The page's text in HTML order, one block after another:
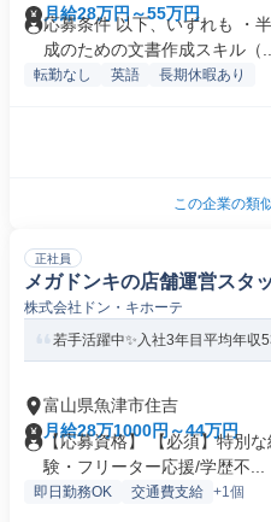
月給28万円～55万円
応募条件 以下、いずれも ・
成のための文書作成スキル（...
転勤なし 英語 長期休暇あり
この企業の類
正社員
メガドンキの店舗運営スタ
株式会社ドン・キホーテ
若手活躍中✨入社3年目平均年収
富山県魚津市住吉
月給28万1000円～44万円
【応募資格】 【必須】特別
験・フリーター応援/学歴不...
即日勤務OK 交通費支給 +1個